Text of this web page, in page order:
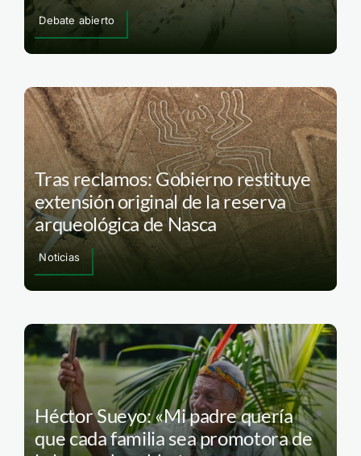
Debate abierto
Tras reclamos: Gobierno restituye
extensión original de la reserva
arqueológica de Nasca
Noticias
Héctor Sueyo: «Mi padre quería
que cada familia sea promotora de